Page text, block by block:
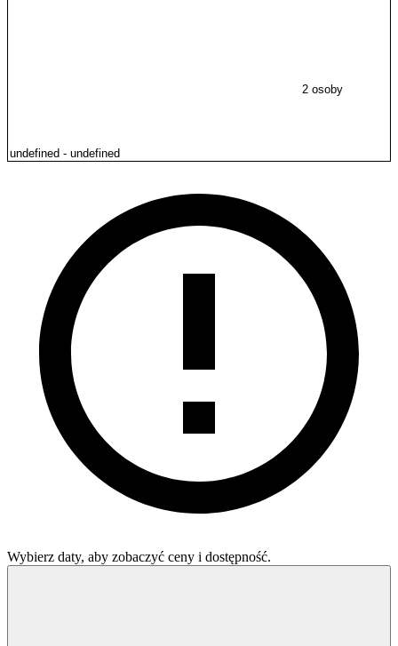
2 osoby
Wybierz daty, aby zobaczyć ceny i dostępność.